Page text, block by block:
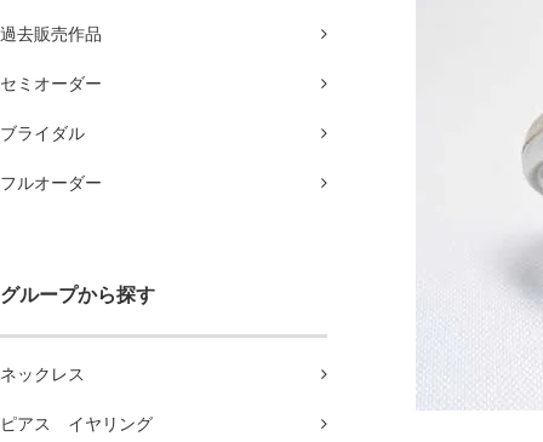
過去販売作品
セミオーダー
ブライダル
フルオーダー
グループから探す
ネックレス
ピアス イヤリング